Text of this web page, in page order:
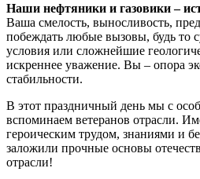
Наши нефтяники и газовики –
Ваша смелость, выносливость,
побеждать любые вызовы, будь то
условия или сложнейшие
искреннее уважение. Вы – опора
стабильности.
В этот праздничный день мы с
вспоминаем ветеранов отрасли.
героическим трудом, знаниями и
заложили прочные основы
отрасли!